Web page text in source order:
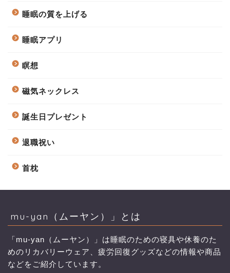
睡眠の質を上げる
睡眠アプリ
瞑想
磁気ネックレス
誕生日プレゼント
退職祝い
首枕
mu-yan（ムーヤン）」とは
「mu-yan（ムーヤン）」は睡眠のための寝具や休養のた
めのリカバリーウェア、疲労回復グッズなどの情報や商品
などをご紹介しています。